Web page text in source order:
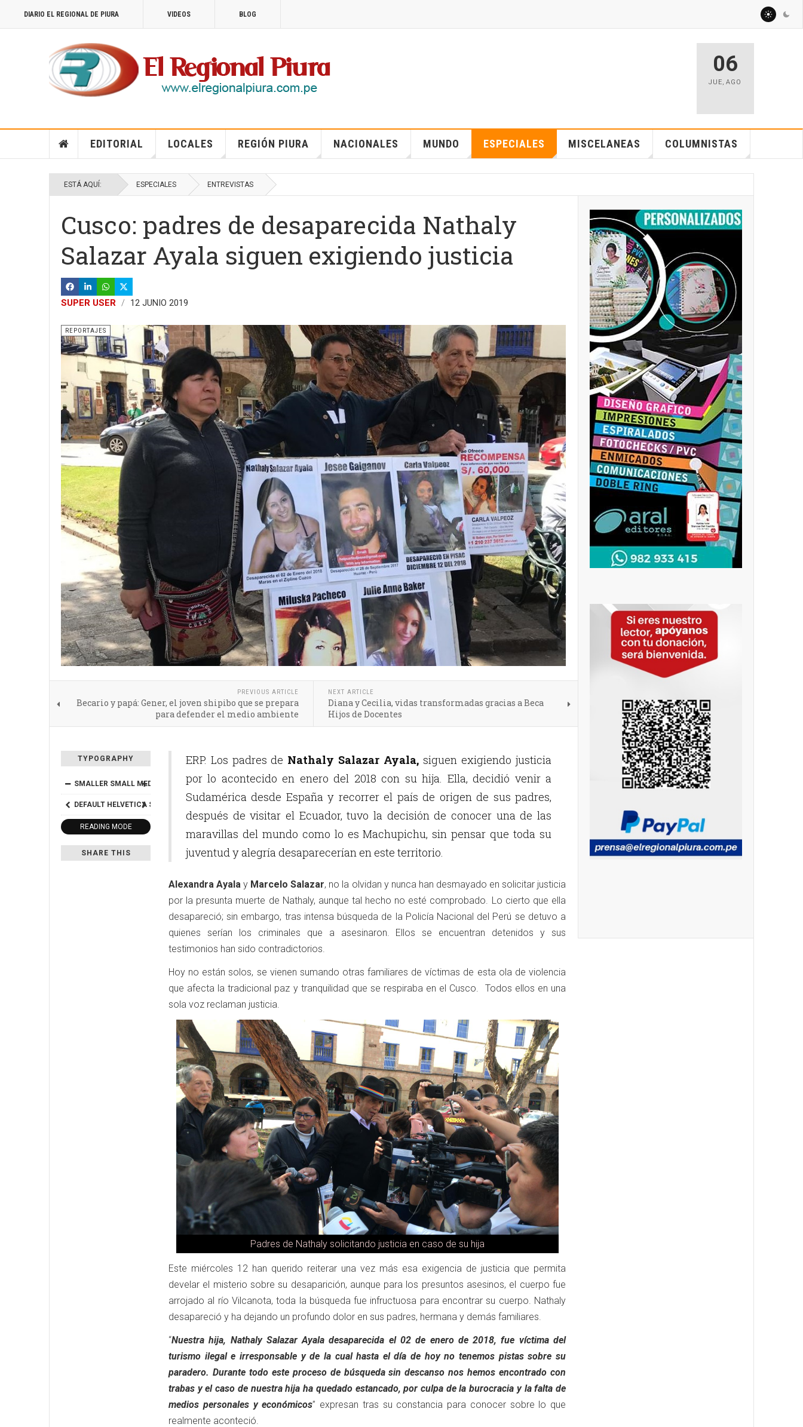
DIARIO EL REGIONAL DE PIURA VIDEOS BLOG
06
JUE,AGO
EDITORIAL LOCALES REGIÓN PIURA NACIONALES MUNDO ESPECIALES MISCELANEAS COLUMNISTAS
ESTÁ AQUÍ: ESPECIALES ENTREVISTAS
Cusco: padres de desaparecida Nathaly
Salazar Ayala siguen exigiendo justicia
SUPER USER 12 JUNIO 2019
REPORTAJES
PREVIOUS ARTICLE
Becario y papá: Gener, el joven shipibo que se prepara
para defender el medio ambiente
NEXT ARTICLE
Diana y Cecilia, vidas transformadas gracias a Beca
Hijos de Docentes
TYPOGRAPHY
SMALLER SMALL MEDIUM BIGGER
DEFAULT HELVETICA SEGOE
READING MODE
SHARE THIS
ERP. Los padres de Nathaly Salazar Ayala, siguen exigiendo justicia
por lo acontecido en enero del 2018 con su hija. Ella, decidió venir a
Sudamérica desde España y recorrer el país de origen de sus padres,
después de visitar el Ecuador, tuvo la decisión de conocer una de las
maravillas del mundo como lo es Machupichu, sin pensar que toda su
juventud y alegría desaparecerían en este territorio.
Alexandra Ayala y Marcelo Salazar, no la olvidan y nunca han desmayado en solicitar justicia
por la presunta muerte de Nathaly, aunque tal hecho no esté comprobado. Lo cierto que ella
desapareció; sin embargo, tras intensa búsqueda de la Policía Nacional del Perú se detuvo a
quienes serían los criminales que a asesinaron. Ellos se encuentran detenidos y sus
testimonios han sido contradictorios.
Hoy no están solos, se vienen sumando otras familiares de víctimas de esta ola de violencia
que afecta la tradicional paz y tranquilidad que se respiraba en el Cusco. Todos ellos en una
sola voz reclaman justicia.
Padres de Nathaly solicitando justicia en caso de su hija
Este miércoles 12 han querido reiterar una vez más esa exigencia de justicia que permita
develar el misterio sobre su desaparición, aunque para los presuntos asesinos, el cuerpo fue
arrojado al río Vilcanota, toda la búsqueda fue infructuosa para encontrar su cuerpo. Nathaly
desapareció y ha dejando un profundo dolor en sus padres, hermana y demás familiares.
“Nuestra hija, Nathaly Salazar Ayala desaparecida el 02 de enero de 2018, fue víctima del
turismo ilegal e irresponsable y de la cual hasta el día de hoy no tenemos pistas sobre su
paradero. Durante todo este proceso de búsqueda sin descanso nos hemos encontrado con
trabas y el caso de nuestra hija ha quedado estancado, por culpa de la burocracia y la falta de
medios personales y económicos” expresan tras su constancia para conocer sobre lo que
realmente aconteció.